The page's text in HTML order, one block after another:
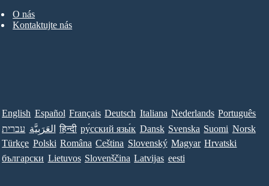
O nás
Kontaktujte nás
English Español Français Deutsch Italiana Nederlands Português
עברית العَرَبِيَّة हिन्दी ру́сский язы́к Dansk Svenska Suomi Norsk
Türkçe Polski Româna Ceština Slovenský Magyar Hrvatski
български Lietuvos Slovenščina Latvijas eesti